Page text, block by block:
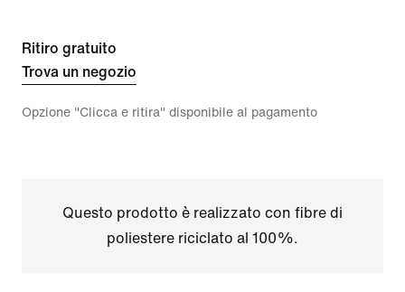
Ritiro gratuito
Trova un negozio
Opzione "Clicca e ritira" disponibile al pagamento
Questo prodotto è realizzato con fibre di
poliestere riciclato al 100%.